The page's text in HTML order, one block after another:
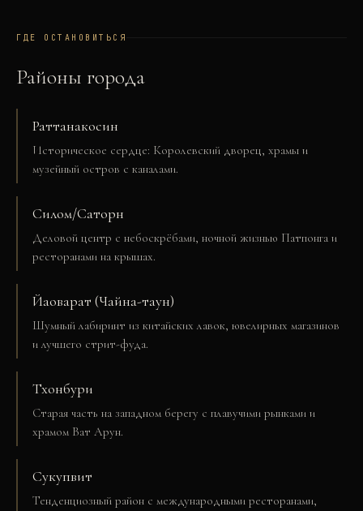
ГДЕ ОСТАНОВИТЬСЯ
Районы города
Раттанакосин
Историческое сердце: Королевский дворец, храмы и
музейный остров с каналами.
Силом/Саторн
Деловой центр с небоскрёбами, ночной жизнью Патпонга и
ресторанами на крышах.
Йаоварат (Чайна-таун)
Шумный лабиринт из китайских лавок, ювелирных магазинов
и лучшего стрит-фуда.
Тхонбури
Старая часть на западном берегу с плавучими рынками и
храмом Ват Арун.
Сукупвит
Тенденциозный район с международными ресторанами,